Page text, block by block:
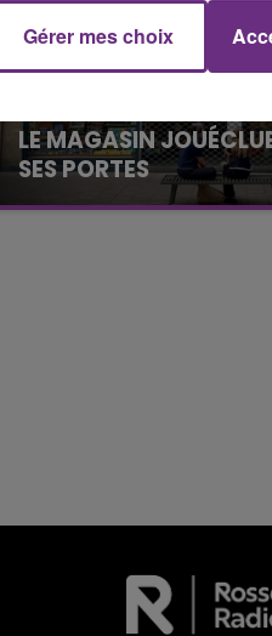
LE MAGASIN
SES PORTES
C'était l'une des
LA RADIO POP
Gérer mes choix